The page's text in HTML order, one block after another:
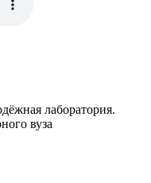
лаборатория.
вуза